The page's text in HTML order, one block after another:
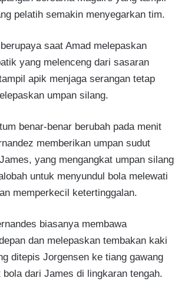
pelatih semakin menyegarkan tim.
saat Amad melepaskan
yang melenceng dari sasaran
apik menjaga serangan tetap
umpan silang.
benar-benar berubah pada menit
memberikan umpan sudut
yang mengangkat umpan silang
untuk menyundul bola melewati
memperkecil ketertinggalan.
biasanya membawa
dan melepaskan tembakan kaki
ditepis Jorgensen ke tiang gawang
dari James di lingkaran tengah.